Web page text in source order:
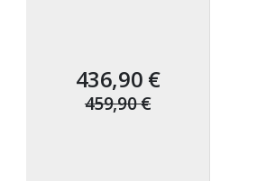
436,90 €
459,90 €